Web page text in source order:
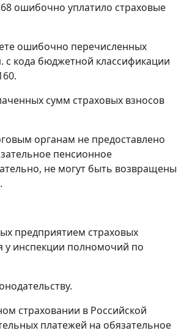
ошибочно уплатило страховые
ошибочно перечисленных
с кода бюджетной классификации
сумм страховых взносов
органам не предоставлено
пенсионное
не могут быть возвращены
предприятием страховых
у инспекции полномочий по
страховании в Российской
платежей на обязательное